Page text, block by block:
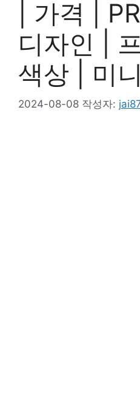
| 가격 |
디자인 |
색상 | 미
2024-08-08 작성자: